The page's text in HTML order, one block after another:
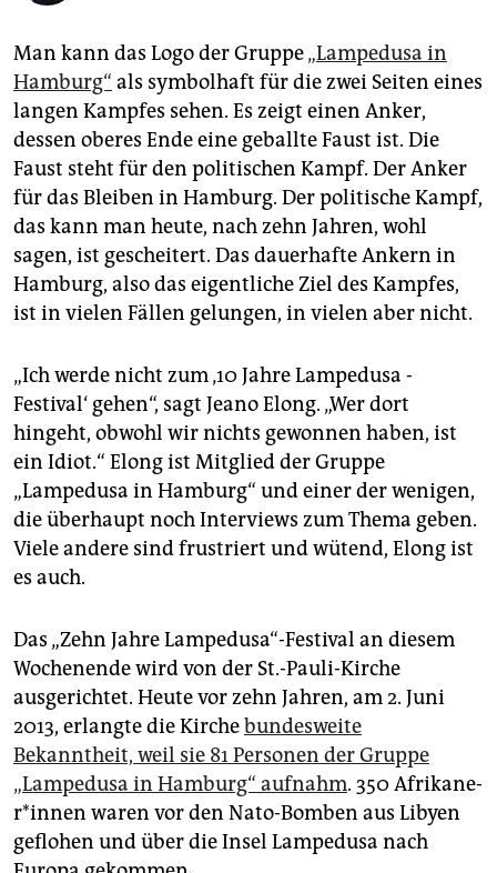
fragen & hilfe
unterstützen
abo
genossenschaft
epaper login
Man kann das Logo der Gruppe„Lampedusa in
Hamburg“ als symbolhaft für die zwei Seiten eines
langen Kampfes sehen. Es zeigt einen Anker,
dessen oberes Ende eine geballte Faust ist. Die
Faust steht für den politischen Kampf. Der Anker
für das Bleiben in Hamburg. Der politische Kampf,
das kann man heute, nach zehn Jahren, wohl
sagen, ist gescheitert. Das dauerhafte Ankern in
Hamburg, also das eigentliche Ziel des Kampfes,
ist in vielen Fällen gelungen, in vielen aber nicht.
„Ich werde nicht zum ‚10 Jahre Lampedusa -
Festival‘ gehen“, sagt Jeano Elong. „Wer dort
hingeht, obwohl wir nichts gewonnen haben, ist
ein Idiot.“ Elong ist Mitglied der Gruppe
„Lampedusa in Hamburg“ und einer der wenigen,
die überhaupt noch Interviews zum Thema geben.
Viele andere sind frustriert und wütend, Elong ist
es auch.
Das „Zehn Jahre Lampedusa“-Festival an diesem
Wochenende wird von der St.-Pauli-Kirche
ausgerichtet. Heute vor zehn Jahren, am 2. Juni
2013, erlangte die Kirchebundesweite
Bekanntheit, weil sie 81 Personen der Gruppe
„Lampedusa in Hamburg“ aufnahm. 350 Afri­ka­ne­
r*in­nen waren vor den Nato-Bomben aus Libyen
geflohen und über die Insel Lampedusa nach